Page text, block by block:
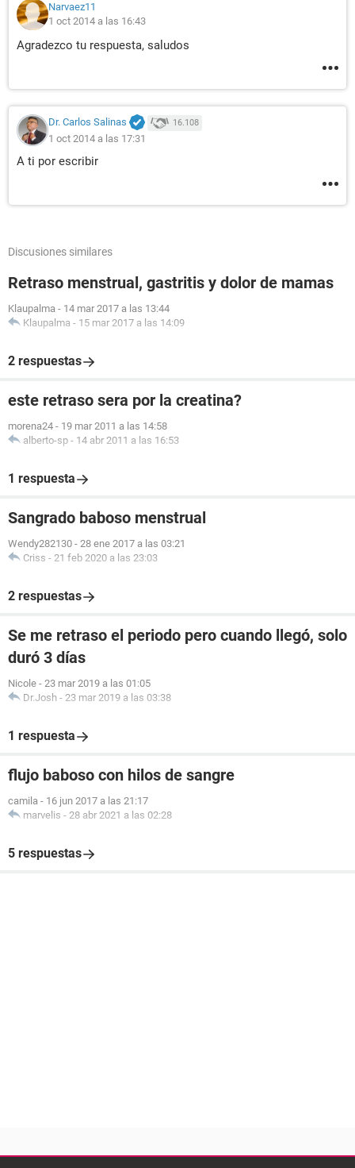
Narvaez11
1 oct 2014 a las 16:43
Agradezco tu respuesta, saludos
Dr. Carlos Salinas 16.108
1 oct 2014 a las 17:31
A ti por escribir
Discusiones similares
Retraso menstrual, gastritis y dolor de mamas
Klaupalma - 14 mar 2017 a las 13:44
Klaupalma - 15 mar 2017 a las 14:09
2 respuestas
este retraso sera por la creatina?
morena24 - 19 mar 2011 a las 14:58
alberto-sp - 14 abr 2011 a las 16:53
1 respuesta
Sangrado baboso menstrual
Wendy282130 - 28 ene 2017 a las 03:21
Criss - 21 feb 2020 a las 23:03
2 respuestas
Se me retraso el periodo pero cuando llegó, solo
duró 3 días
Nicole - 23 mar 2019 a las 01:05
Dr.Josh - 23 mar 2019 a las 03:38
1 respuesta
flujo baboso con hilos de sangre
camila - 16 jun 2017 a las 21:17
marvelis - 28 abr 2021 a las 02:28
5 respuestas